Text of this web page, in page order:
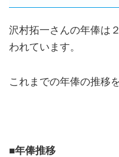
沢村拓一さんの年俸は
われています。
これまでの年俸の推移
■年俸推移